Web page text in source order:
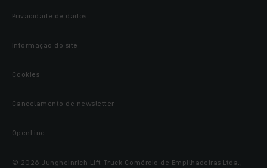
Privacidade de dados
Informação do site
Cookies
Cancelamento de newsletter
OpenLine
© 2026 Jungheinrich Lift Truck Comércio de Empilhadeiras Ltda.,